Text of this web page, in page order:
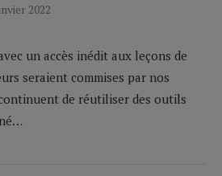
2022
un accès inédit aux leçons de
seraient commises par nos
de réutiliser des outils